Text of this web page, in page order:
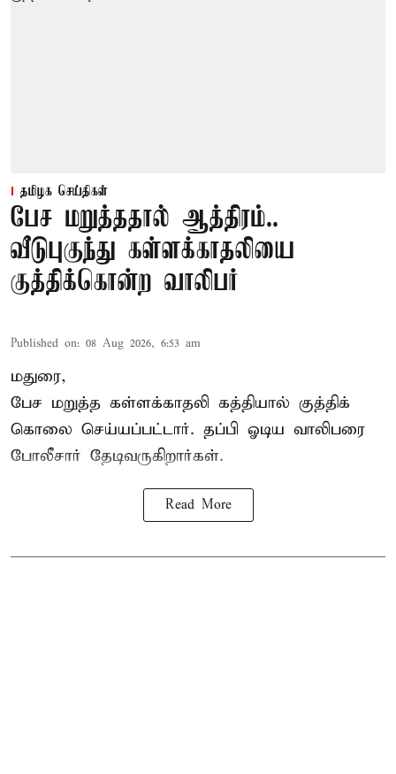
தமிழக செய்திகள்
பேச மறுத்ததால் ஆத்திரம்..
வீடுபுகுந்து கள்ளக்காதலியை
குத்திக்கொன்ற வாலிபர்
Published on: 08 Aug 2026, 6:53 am
மதுரை,
பேச மறுத்த கள்ளக்காதலி கத்தியால் குத்திக்
கொலை செய்யப்பட்டார். தப்பி ஓடிய வாலிபரை
போலீசார் தேடிவருகிறார்கள்.
Read More